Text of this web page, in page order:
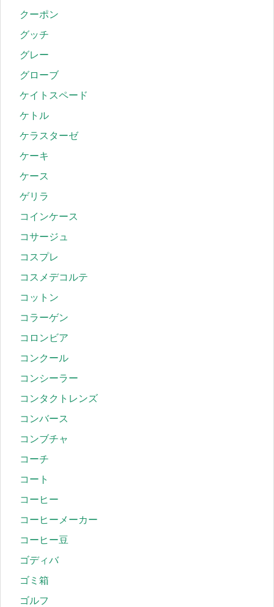
クーポン
グッチ
グレー
グローブ
ケイトスペード
ケトル
ケラスターゼ
ケーキ
ケース
ゲリラ
コインケース
コサージュ
コスプレ
コスメデコルテ
コットン
コラーゲン
コロンビア
コンクール
コンシーラー
コンタクトレンズ
コンバース
コンブチャ
コーチ
コート
コーヒー
コーヒーメーカー
コーヒー豆
ゴディバ
ゴミ箱
ゴルフ